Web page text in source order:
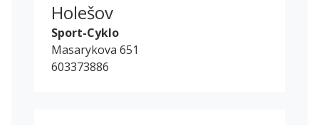
Holešov
Sport-Cyklo
Masarykova 651
603373886